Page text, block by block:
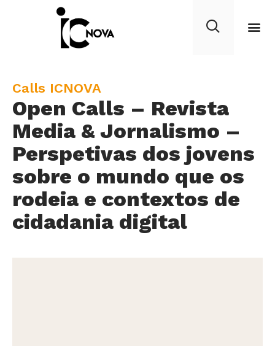
Open Calls – Revista
Media & Jornalismo –
Perspetivas dos jovens
sobre o mundo que os
rodeia e contextos de
cidadania digital
C
a
t
e
g
o
y
Calls ICNOVA